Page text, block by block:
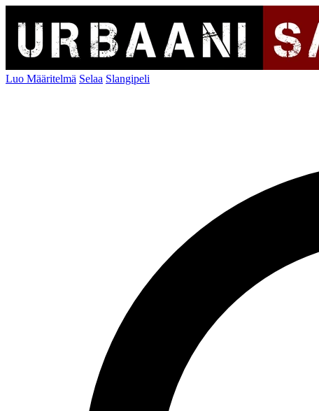
Luo Määritelmä Selaa Slangipeli